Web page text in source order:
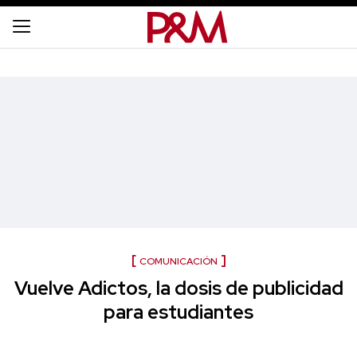
COMUNICACIÓN
Vuelve Adictos, la dosis de publicidad
para estudiantes